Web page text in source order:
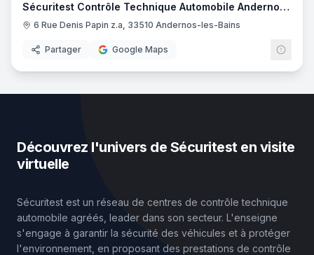
Sécuritest Contrôle Technique Automobile Andernos Les Bains
6 Rue Denis Papin z.a, 33510 Andernos-les-Bains
Partager Google Maps
Découvrez l'univers de Sécuritest en visite
virtuelle
Sécuritest est un réseau de centres de contrôle technique
automobile agréés, leader dans son secteur. L'enseigne
s'engage à garantir la sécurité des véhicules et à protéger
l'environnement, en proposant des prestations de contrôle